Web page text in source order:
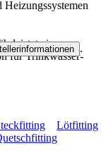
eine
für Trinkwasser-
.
Lötfitting